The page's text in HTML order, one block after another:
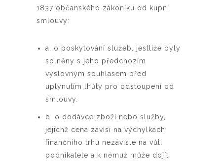
1837 občanského zákoníku od kupní
smlouvy:
a. o poskytování služeb, jestliže byly
splněny s jeho předchozím
výslovným souhlasem před
uplynutím lhůty pro odstoupení od
smlouvy.
b. o dodávce zboží nebo služby,
jejichž cena závisí na výchylkách
finančního trhu nezávisle na vůli
podnikatele a k němuž může dojít